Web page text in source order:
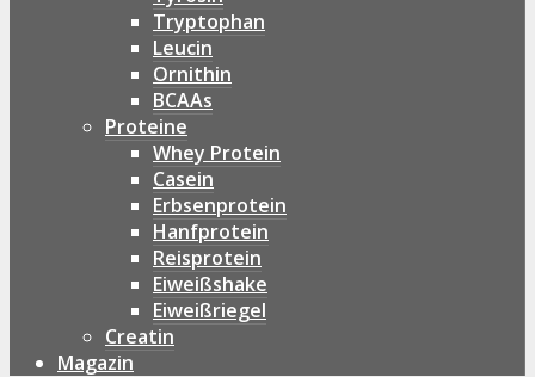
Tryptophan
Leucin
Ornithin
BCAAs
Proteine
Whey Protein
Casein
Erbsenprotein
Hanfprotein
Reisprotein
Eiweißshake
Eiweißriegel
Creatin
Magazin